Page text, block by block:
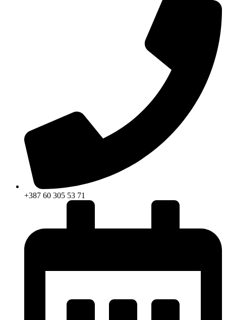
+387 60 305 53 71